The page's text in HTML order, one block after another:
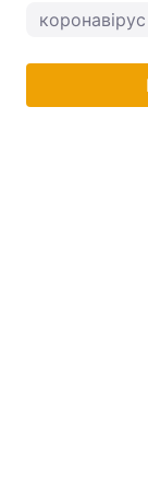
коронавірус